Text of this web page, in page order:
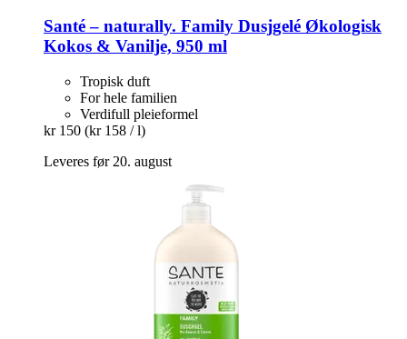
Santé – naturally. Family Dusjgelé Økologisk
Kokos & Vanilje, 950 ml
Tropisk duft
For hele familien
Verdifull pleieformel
kr 150 (kr 158 / l)
Leveres før 20. august